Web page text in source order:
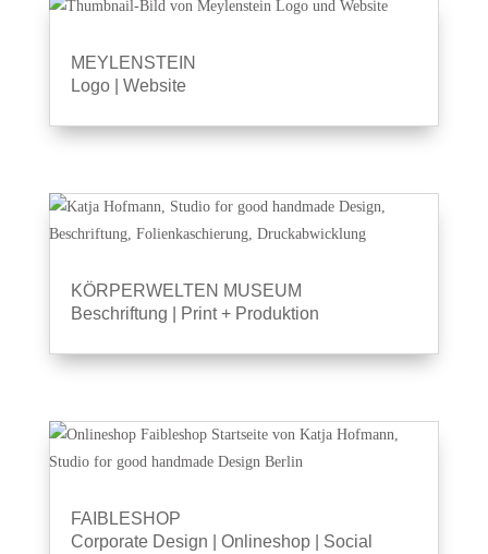
MEYLENSTEIN
Logo| Website
KÖRPERWELTEN MUSEUM
Beschriftung
Print + Produktion
FAIBLESHOP
Corporate Design
Onlineshop| Social